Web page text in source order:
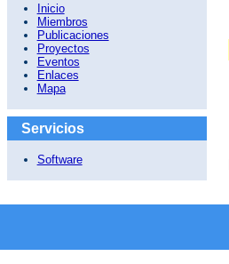
Inicio
Miembros
Publicaciones
Proyectos
Eventos
Enlaces
Mapa
Servicios
Software